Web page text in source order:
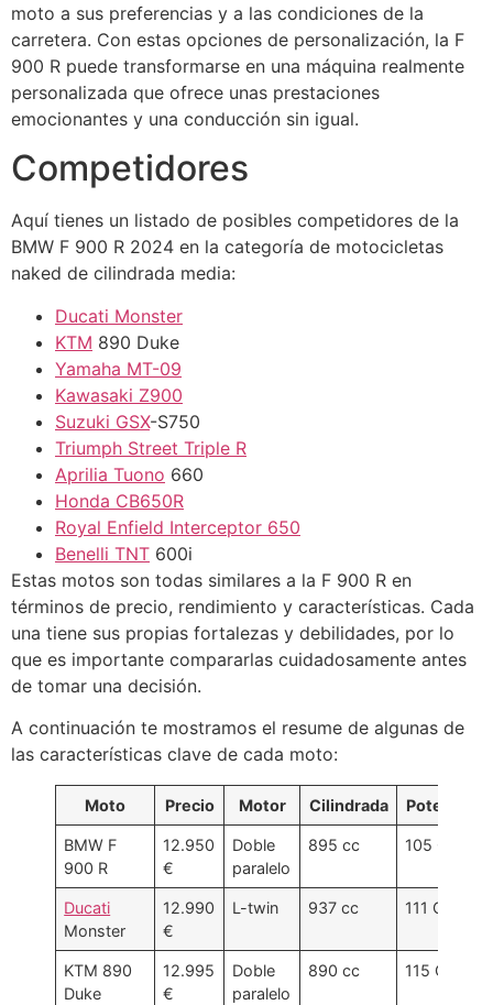
moto a sus preferencias y a las condiciones de la
carretera. Con estas opciones de personalización, la F
900 R puede transformarse en una máquina realmente
personalizada que ofrece unas prestaciones
emocionantes y una conducción sin igual.
Competidores
Aquí tienes un listado de posibles competidores de la
BMW F 900 R 2024 en la categoría de motocicletas
naked de cilindrada media:
Ducati Monster
KTM 890 Duke
Yamaha MT-09
Kawasaki Z900
Suzuki GSX-S750
Triumph Street Triple R
Aprilia Tuono 660
Honda CB650R
Royal Enfield Interceptor 650
Benelli TNT 600i
Estas motos son todas similares a la F 900 R en
términos de precio, rendimiento y características. Cada
una tiene sus propias fortalezas y debilidades, por lo
que es importante compararlas cuidadosamente antes
de tomar una decisión.
A continuación te mostramos el resume de algunas de
las características clave de cada moto:
Moto Precio Motor Cilindrada Potencia
BMW F
900 R
12.950
€
Doble
paralelo
895 cc 105 CV
Ducati
Monster
12.990
€
L-twin 937 cc 111 CV
KTM 890
Duke
12.995
€
Doble
paralelo
890 cc 115 CV